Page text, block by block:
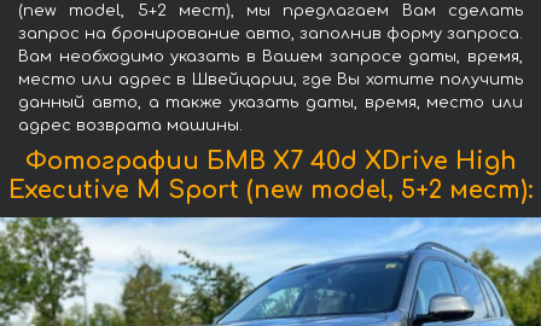
(new model, 5+2 мест), мы предлагаем Вам сделать
запрос на бронирование авто, заполнив форму запроса.
Вам необходимо указать в Вашем запросе даты, время,
место или адрес в Швейцарии, где Вы хотите получить
данный авто, а также указать даты, время, место или
адрес возврата машины.
Фотографии БМВ X7 40d XDrive High
Executive M Sport (new model, 5+2 мест):